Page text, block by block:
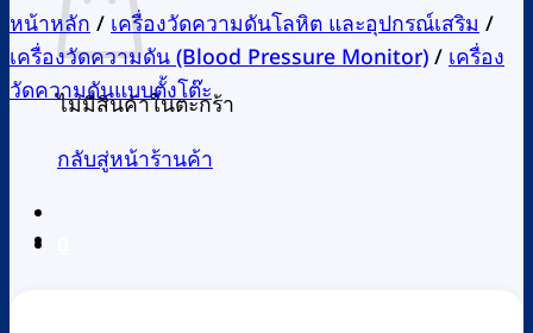
ไม่มีสินค้าในตะกร้า
กลับสู่หน้าร้านค้า
หน้าหลัก/เครื่องวัดความดันโลหิต และอุปกรณ์เสริม/
เครื่องวัดความดัน (Blood Pressure Monitor)/เครื่อง
วัดความดันแบบตั้งโต๊ะ